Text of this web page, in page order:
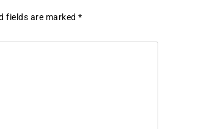
fields are marked *